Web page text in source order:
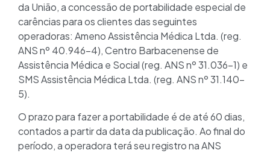
da União, a concessão de portabilidade especial de
carências para os clientes das seguintes
operadoras: Ameno Assistência Médica Ltda. (reg.
ANS nº 40.946-4), Centro Barbacenense de
Assistência Médica e Social (reg. ANS nº 31.036-1) e
SMS Assistência Médica Ltda. (reg. ANS nº 31.140-
5).
O prazo para fazer a portabilidade é de até 60 dias,
contados a partir da data da publicação. Ao final do
período, a operadora terá seu registro na ANS